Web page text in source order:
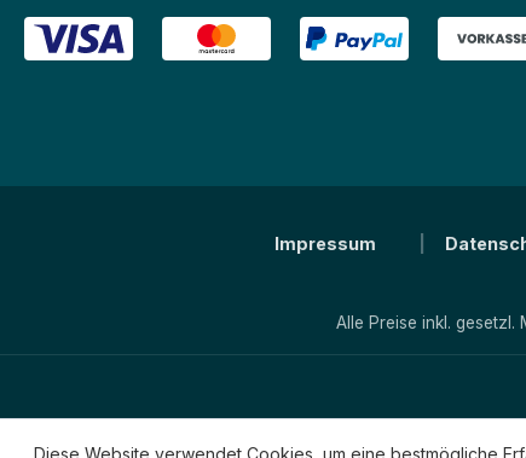
Impressum
Alle Preise inkl. gesetzl.
Diese Website verwendet Cookies, um eine bestmögliche